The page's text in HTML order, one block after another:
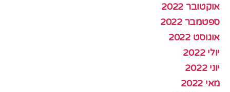
אוקטובר 2022
ספטמבר 2022
אוגוסט 2022
יולי 2022
יוני 2022
מאי 2022